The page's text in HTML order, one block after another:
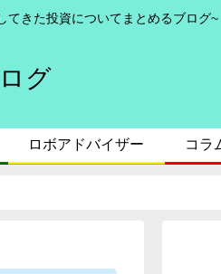
てきた投資についてまとめるブログ~
グ
ロボアドバイザー コラ